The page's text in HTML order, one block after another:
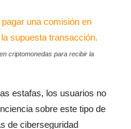
criptomonedas para recibir la
estafas, los usuarios no
sobre este tipo de
de ciberseguridad